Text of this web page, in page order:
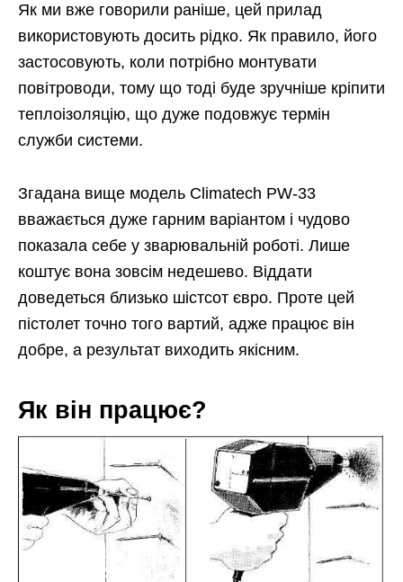
Як ми вже говорили раніше, цей прилад
використовують досить рідко. Як правило, його
застосовують, коли потрібно монтувати
повітроводи, тому що тоді буде зручніше кріпити
теплоізоляцію, що дуже подовжує термін
служби системи.
Згадана вище модель Climatech PW-33
вважається дуже гарним варіантом і чудово
показала себе у зварювальній роботі. Лише
коштує вона зовсім недешево. Віддати
доведеться близько шістсот євро. Проте цей
пістолет точно того вартий, адже працює він
добре, а результат виходить якісним.
Як він працює?